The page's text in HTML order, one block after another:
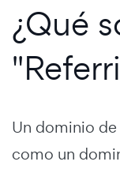
¿Qué
Un dominio
como un